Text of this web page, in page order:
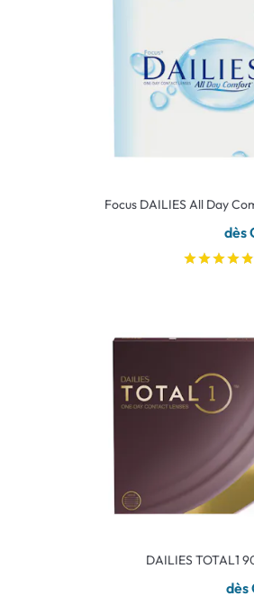
Focus DAILIES All Day
dès
DAILIES TOTAL1
dès